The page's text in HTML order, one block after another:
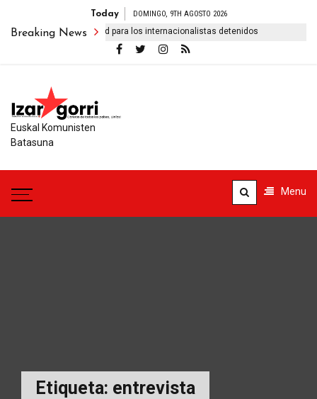
Today DOMINGO, 9TH AGOSTO 2026
Breaking NewsLibertad para los internacionalistas detenidos
Euskal Komunisten
Batasuna
Menu
Etiqueta: entrevista